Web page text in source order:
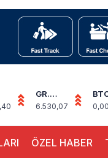
GR.
ALTIN
6.530,07
ÖZEL HABER